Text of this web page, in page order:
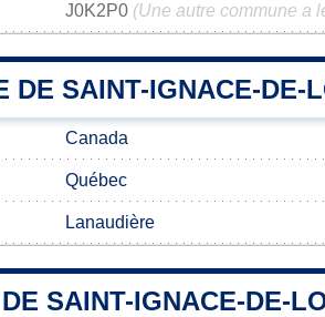
J0K2P0 (Une autre commune a
DE SAINT-IGNACE-DE-
Canada
Québec
Lanaudière
SAINT-IGNACE-DE-